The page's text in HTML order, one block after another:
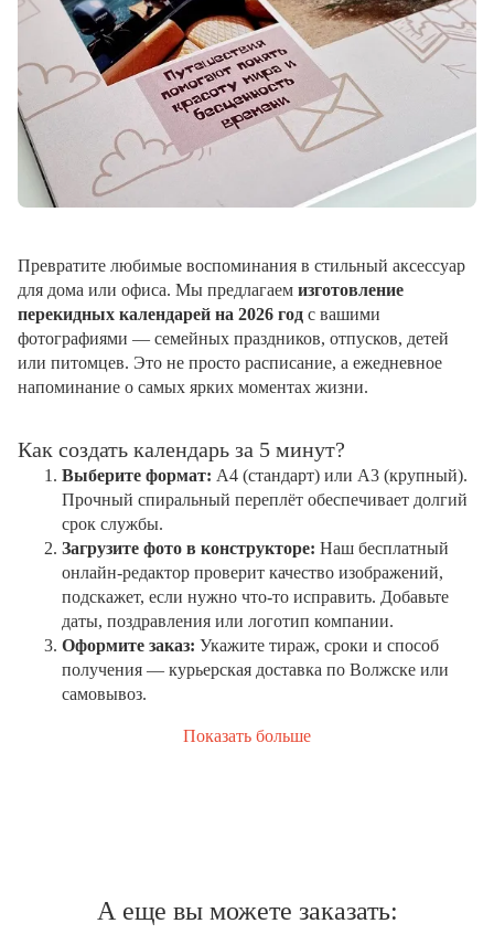
Превратите любимые воспоминания в стильный аксессуар
для дома или офиса. Мы предлагаем изготовление
перекидных календарей на 2026 год с вашими
фотографиями — семейных праздников, отпусков, детей
или питомцев. Это не просто расписание, а ежедневное
напоминание о самых ярких моментах жизни.
Как создать календарь за 5 минут?
Выберите формат: А4 (стандарт) или А3 (крупный).
Прочный спиральный переплёт обеспечивает долгий
срок службы.
Загрузите фото в конструкторе: Наш бесплатный
онлайн-редактор проверит качество изображений,
подскажет, если нужно что-то исправить. Добавьте
даты, поздравления или логотип компании.
Оформите заказ: Укажите тираж, сроки и способ
получения — курьерская доставка по Волжске или
самовывоз.
Показать больше
А еще вы можете заказать: